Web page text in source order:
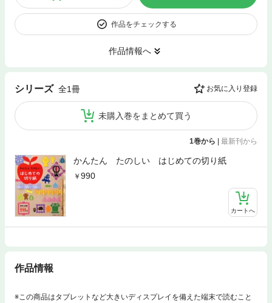
作品をチェックする
作品情報へ
シリーズ 全1冊 お気に入り登録
未購入巻をまとめて買う
1巻から 最新刊から
かんたん たのしい はじめての切り紙
990
カートへ
作品情報
※この商品はタブレットなど大きいディスプレイを備えた端末で読むこと